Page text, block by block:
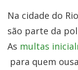
Na cidade do
são parte da
As multas
para quem